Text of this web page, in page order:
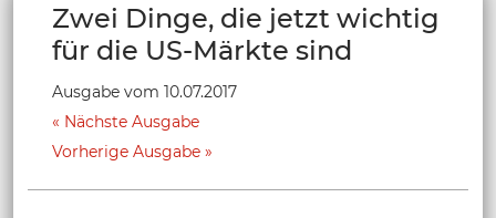
Zwei Dinge, die jetzt wichtig
für die US-Märkte sind
Ausgabe vom 10.07.2017
Nächste Ausgabe
Vorherige Ausgabe